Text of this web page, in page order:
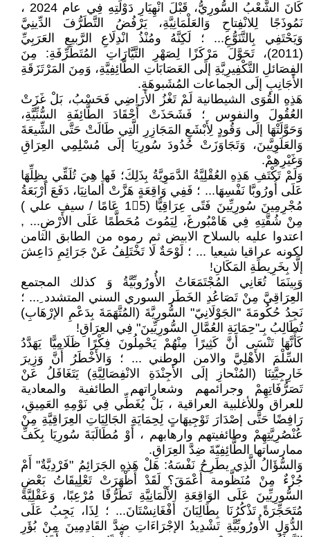
كَانَ الشَّعْبُ السُّورِيُّ، قَبْلَ انْهِيَارِ دَوْلَتِهِ فِي عام 2024 ،
نَمُوذَجًا لِلانْفِتاحِ وَالعَلْمَانِيَّةِ، يَرْفُضُ التَّطَرُّفَ الدِّينِيَّ
وَيَحْتَفِي بِالتَّنَوُّعِ... ؛ لَكِنَّهُ ومُنْذُ انْدِلَاعِ الرَّبيعِ العَرَبِيِّ
(2011)، تَحَوَّلَ مَرْكَزًا لِصَهْرِ التَّيَّارَاتِ المُتَطَرِّفَةِ: مِنَ
الفِصَائلِ التَّكْفِيرِيَّةِ إلَى العَصَابَاتِ الطَّائِفِيَّةِ، وَمِنَ المَرْتَزَقَةِ
الأَجَانِبِ إلَى الجماعات المُشَبوهَةِ.
هَذِهِ القُوَى الشيطانية لَمْ تَغْزُ الأَرَاضِي فَحَسْبُ، بَلْ غَزَتْ
العُقُولَ والنفوس ؛ فَشَحَذَتْ أَحْقَادَ الطَّائِفَةِ السُّنِّيَّةِ،
وَحَوَّلَتْهَا إلَى وَقُودٍ لِأَبْشَعِ المَجَازِرِ الَّتِي طَالَتْ حَتَّى الشِّيعَةَ
وَالعَلَوِيَّينَ، وَتَجَاوَزَتْ حُدُودَ سُورِيَا إلَى مُسْلِمِي العِرَاقِ
وَغَيْرِهِمْ.
وَلَمْ تَكْتَفِ هَذِهِ العُقْلِيَّةُ الدَّمَوِيَّةُ بِذَلِكَ؛ فَها هِيَ تُلَقِّي بِظِلِّهَا
عَلَى أُورُوبَّا نَفْسِهَا... ؛ فَفِي وَاقِعَةٍ هَزَّتْ أَلمانِيَا، دَفَعَ أَرْبَعَةُ
مُجْرِمِينَ سُورِيِّينَ فَتًى عِرَاقِيًّا (15َ عَامًا / سيف علي )
مِنْ شُقَّتِهِ فِي هَامْبُورغَ، لِيَمُوتَ مُحَطَّمًا عَلَى الأَرْضِ... ,
اعتدوا عليه بالسلاح الابيض ثم رموه من الطابق الثامن
لكونه عراقيا شيعيا ... ؛ لَوْحَةٌ لَا تَخْتَلِفُ عَنْ جَرَائِمِ دَاعِشَ
إلَّا بِخَرِيطَةِ المَكَانِ!
وَبِينَمَا تُعَانِي المُجْتَمَعَاتُ الأُورُوبِّيَّةُ وَ كذلك المجتمع
العِرَاقِيَّ مِنْ تَصَاعُدِ الخَطَر السوري السني المتشدد ِ... ؛
نَجِدُ حُكُومَةَ "الجَوْلَانِيّ" السُّورِيَّةَ (المُتَّهَمَةَ بِدَعْمِ الإرْهَابِ)
تُطَالِبُ بِـ"حِمَايَةِ العُمَّالِ السُّورِيِّينَ" فِي العِرَاقِ!
كَأَنَّهَا تَنْسَى أَنَّ كَثِيرًا مِنْهُمْ يَحْمِلُونَ فِكْرًا ظَلَامِيًّا يَهَدَّدُ
السِّلْمَ الأَهْلِيَّ والامن الوطني ... ؛ وَالأَخْطَرُ أَنَّ وَزِيرَ
خَارِجِيَّتِنَا (المُنْحازِ إلَى الأَجِنْدَةِ الانْفِصَالِيَّةِ) يَتَغَافَلُ عَنْ
تَصَرُّفَاتِهِمْ وجرائمهم وشعاراتهم الطائفية والمعادية
للعراق وللأغلبية العراقية ، بَلْ يُغَطِّي فِي نَوْمِهِ العَمِيقِ،
رَافِضًا حَتَّى إصْدَارَ تَوْجِيهَاتٍ لِحِمَايَةِ الجَالِيَاتِ العِرَاقِيَّةِ مِنْ
عُنْصُرِيَّتِهِمْ وطائفيتهم وارهابهم ، أَوْ مُطَالَبَةَ سُورِيَا بِكَفِّ
ممارساتها الطَّائِفِيّةَ ضِدَّ العِرَاقِ.
وَالسُّؤَالُ الَّذِي يطَرِحُ نَفْسَهُ: هَلْ هَذِهِ الجَرَائِمُ "فَرْدِيَّةٌ" أَمْ
جُزْءٌ مِنْ مُنَظَّومة أَعْمَقَ؟ لَقَدْ أَظْهَرَتْ تَعْلِيقَاتُ بَعْضِ
السُّورِيِّينَ عَلَى الوَاقِعَةِ الأَلْمَانِيَّةِ تَطَرُّفًا مُرْعِبًا، وَعَقْلِيَّةً
مُتَحَجِّرَةً تَذْكُرُنَا بِطَالِبَانَ أَفْغَانِسْتَانَ... ؛ لِذَا، يَجِبُ عَلَى
الدُّوَلِ الأُورُوبِّيَّةِ تَشْدِيدُ الإجْرَاءَاتِ ضِدَّ القَادِمِينَ مِنْ بُؤَرِ